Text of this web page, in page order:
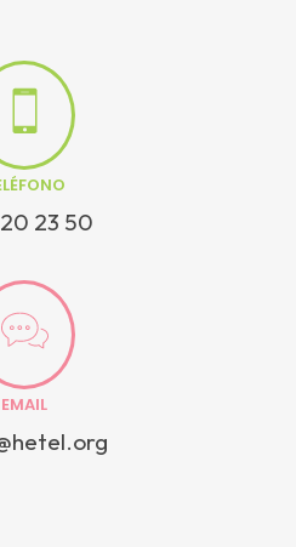
23 50
EMAIL